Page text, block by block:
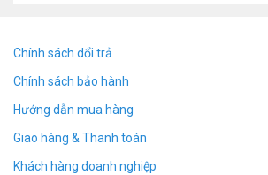
Đồng hồ Quay Phim C5 có camera
đương khoảng 3-4MP trên điện thoại
Đồng hồ camera C5 Thao tác dễ dàng
nhấn nút và ghi lại tất cả các hành
Chính sách dổi trả
Chính sách bảo hành
Hướng dẫn mua hàng
Giao hàng & Thanh toán
Khách hàng doanh nghiệp